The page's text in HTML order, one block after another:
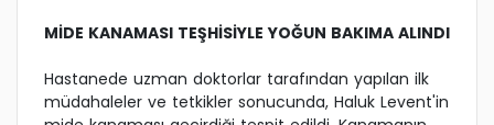
MİDE KANAMASI TEŞHİSİYLE YOĞUN BAKIMA ALINDI
Hastanede uzman doktorlar tarafından yapılan ilk
müdahaleler ve tetkikler sonucunda, Haluk Levent'in